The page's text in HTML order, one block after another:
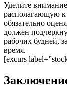
Уделите
располагающую к
обязательно
должен
рабочих будней,
время.
[excurs